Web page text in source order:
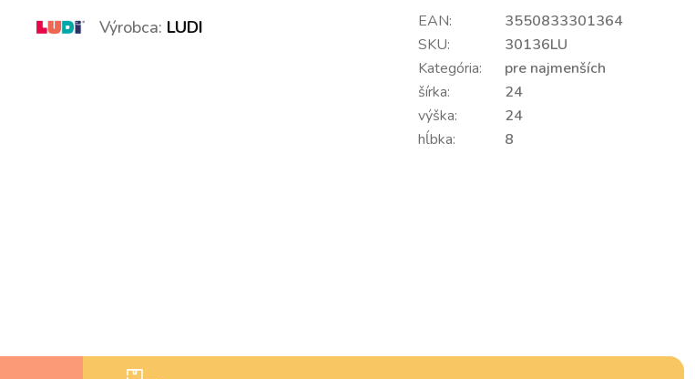
Výrobca: LUDI EAN:
3550833301364
SKU:
30136LU
Kategória:
pre najmenších
šírka:
24
výška:
24
hĺbka:
8